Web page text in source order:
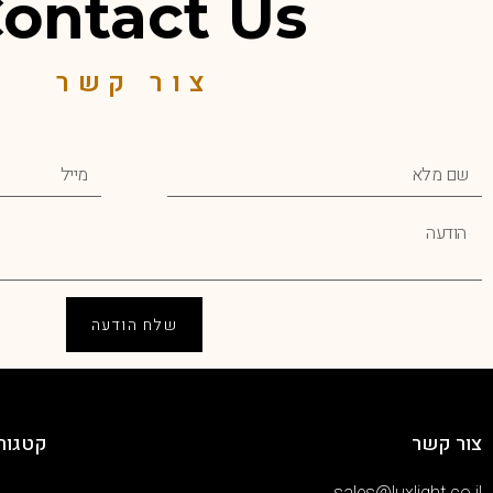
Us
צור קשר
שלח הודעה
צור קשר